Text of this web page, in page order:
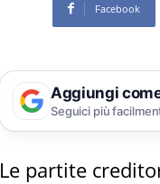
Facebook
Aggiungi
Seguici più
Le partite